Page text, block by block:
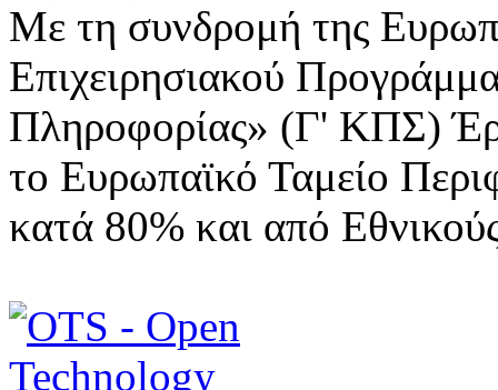
Με τη συνδρομή της
Επιχειρησιακού
Πληροφορίας» (Γ' ΚΠΣ)
το Ευρωπαϊκό Ταμείο
κατά 80% και από